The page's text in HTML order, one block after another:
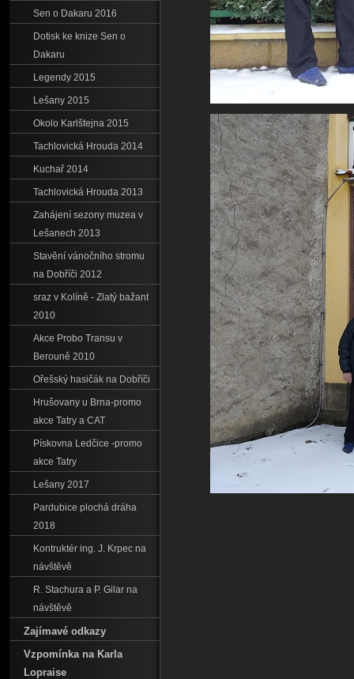
Sen o Dakaru 2016
Dotisk ke knize Sen o
Dakaru
Legendy 2015
Lešany 2015
Okolo Karlštejna 2015
Tachlovická Hrouda 2014
Kuchař 2014
Tachlovická Hrouda 2013
Zahájení sezony muzea v
Lešanech 2013
Stavění vánočního stromu
na Dobříči 2012
sraz v Kolíně - Zlatý bažant
2010
Akce Probo Transu v
Berouně 2010
Ořešský hasičák na Dobříči
Hrušovany u Brna-promo
akce Tatry a CAT
Pískovna Ledčice -promo
akce Tatry
Lešany 2017
Pardubice plochá dráha
2018
Kontruktér ing. J. Krpec na
návštěvě
R. Stachura a P. Gilar na
návštěvě
Zajímavé odkazy
Vzpomínka na Karla
Lopraise